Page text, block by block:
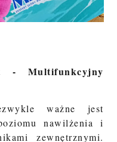
- Multifunkcyjny
ważne jest
nawilżenia i
zewnętrznymi.